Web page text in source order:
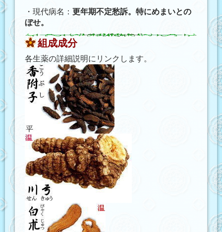
・現代病名： 更年期不定愁訴。特にめまいとの
ぼせ。
組成成分
各生薬の詳細説明にリンクします。